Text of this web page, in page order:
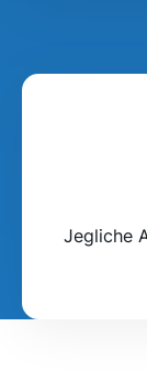
Jegliche